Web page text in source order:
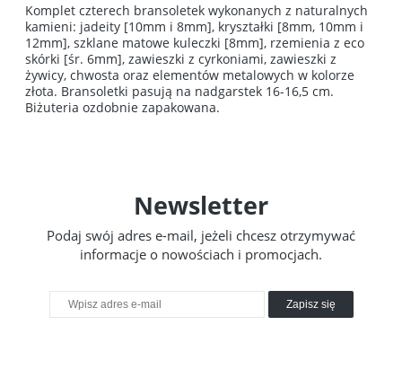
Komplet czterech bransoletek wykonanych z naturalnych
kamieni: jadeity [10mm i 8mm], kryształki [8mm, 10mm i
12mm], szklane matowe kuleczki [8mm], rzemienia z eco
skórki [śr. 6mm], zawieszki z cyrkoniami, zawieszki z
żywicy, chwosta oraz elementów metalowych w kolorze
złota. Bransoletki pasują na nadgarstek 16-16,5 cm.
Biżuteria ozdobnie zapakowana.
Newsletter
Podaj swój adres e-mail, jeżeli chcesz otrzymywać
informacje o nowościach i promocjach.
Zapisz się